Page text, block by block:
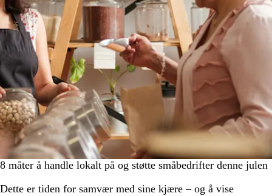
8 måter å handle lokalt på og støtte småbedrifter denne julen
Dette er tiden for samvær med sine kjære – og å vise